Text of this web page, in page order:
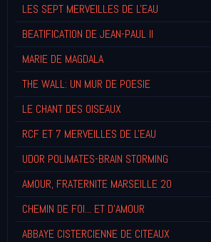
LES SEPT MERVEILLES DE L'EAU
BEATIFICATION DE JEAN-PAUL II
MARIE DE MAGDALA
THE WALL: UN MUR DE POESIE
LE CHANT DES OISEAUX
RCF ET 7 MERVEILLES DE L'EAU
UDOR POLIMATES-BRAIN STORMING
AMOUR, FRATERNITE MARSEILLE 20
CHEMIN DE FOI... ET D'AMOUR
ABBAYE CISTERCIENNE DE CITEAUX